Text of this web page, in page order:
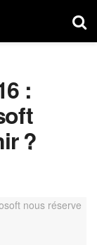
:
?